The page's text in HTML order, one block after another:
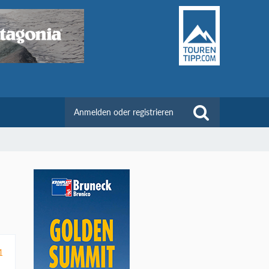
Anmelden oder registrieren